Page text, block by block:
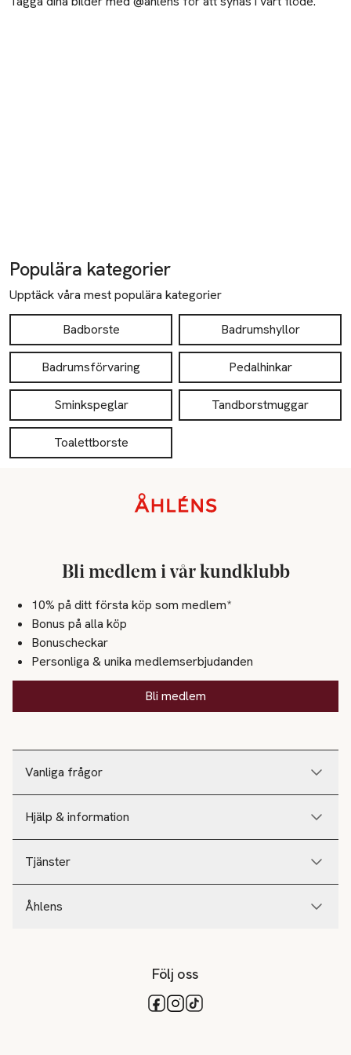
Populära kategorier
Upptäck våra mest populära kategorier
Badborste Badrumshyllor
Badrumsförvaring Pedalhinkar
Sminkspeglar Tandborstmuggar
Toalettborste
Vanliga frågor
Hjälp & information
Tjänster
Åhlens
Bli medlem i vår kundklubb
10% på ditt första köp som medlem*
Bonus på alla köp
Bonuscheckar
Personliga & unika medlemserbjudanden
Bli medlem
Följ oss